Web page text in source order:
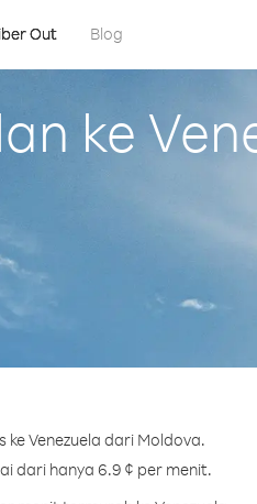
Out Blog
ke
Venezuela dari Moldova.
dari hanya 6.9 ¢ per menit.